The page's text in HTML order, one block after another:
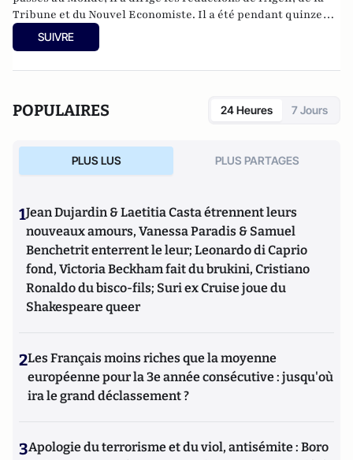
Tribune et du Nouvel Economiste. Il a été pendant quinze
ans le patron de La Lettre A. Il est l’auteur de nombreux
ouvrages, dont La Crise globale (Mille et une nuits, 2008) et
SUIVRE
POPULAIRES 24 Heures 7 Jours
PLUS LUS PLUS PARTAGES
1Jean Dujardin & Laetitia Casta étrennent leurs
nouveaux amours, Vanessa Paradis & Samuel
Benchetrit enterrent le leur; Leonardo di Caprio
fond, Victoria Beckham fait du brukini, Cristiano
Ronaldo du bisco-fils; Suri ex Cruise joue du
Shakespeare queer
2Les Français moins riches que la moyenne
européenne pour la 3e année consécutive : jusqu'où
ira le grand déclassement ?
3Apologie du terrorisme et du viol, antisémite : Boro